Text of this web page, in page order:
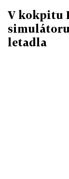
V kokpitu
letadla